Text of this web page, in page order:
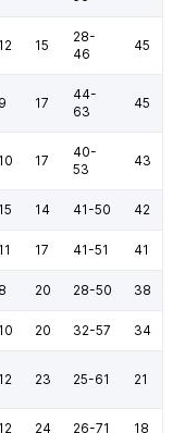
12 15
28-
46
45
9 17
44-
63
45
10 17
40-
53
43
15 14 41-50 42
11 17 41-51 41
8 20 28-50 38
10 20 32-57 34
12 23 25-61 21
12 24 26-71 18